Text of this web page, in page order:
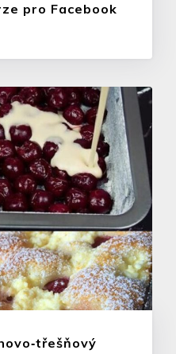
pro Facebook